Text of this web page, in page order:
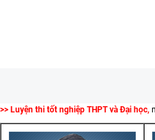
>> Luyện thi tốt nghiệp THPT và Đại học,